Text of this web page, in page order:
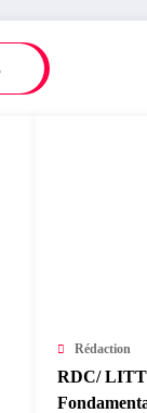
Rédaction
RDC/